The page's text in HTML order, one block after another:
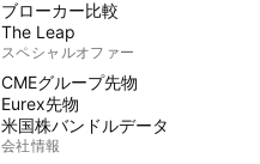
ブローカー比較
The Leap
スペシャルオファー
CMEグループ先物
Eurex先物
米国株バンドルデータ
会社情報